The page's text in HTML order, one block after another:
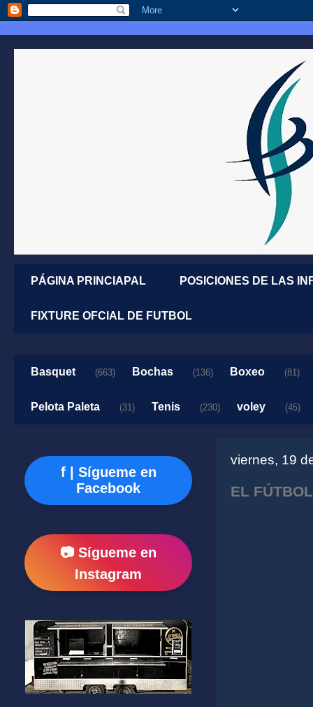
PÁGINA PRINCIAPAL POSICIONES DE LAS
FIXTURE OFCIAL DE FUTBOL
Basquet (663) Bochas (136) Boxeo (81)
Pelota Paleta (31) Tenis (230) voley (45)
viernes, 19
EL
f | Sígueme en
Facebook
📷 Sígueme en
Instagram